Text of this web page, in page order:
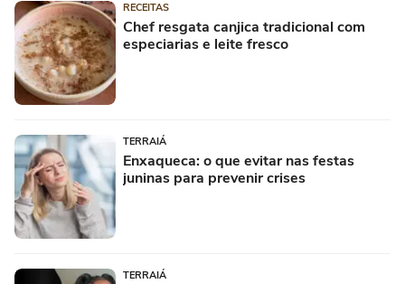
RECEITAS
Chef resgata canjica tradicional com
especiarias e leite fresco
TERRAIÁ
Enxaqueca: o que evitar nas festas
juninas para prevenir crises
TERRAIÁ